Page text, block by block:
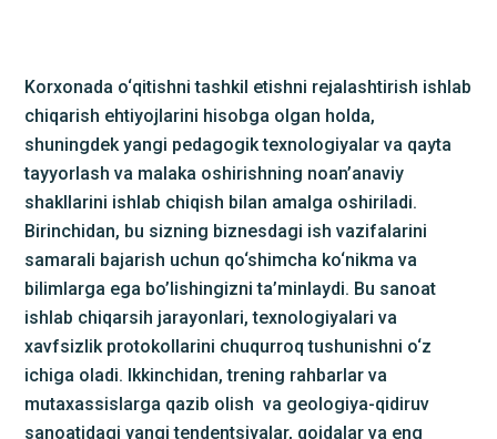
Korxonada o‘qitishni tashkil etishni rejalashtirish ishlab
chiqarish ehtiyojlarini hisobga olgan holda,
shuningdek yangi pedagogik texnologiyalar va qayta
tayyorlash va malaka oshirishning noan’anaviy
shakllarini ishlab chiqish bilan amalga oshiriladi.
Birinchidan, bu sizning biznesdagi ish vazifalarini
samarali bajarish uchun qo‘shimcha ko‘nikma va
bilimlarga ega bo’lishingizni ta’minlaydi. Bu sanoat
ishlab chiqarsih jarayonlari, texnologiyalari va
xavfsizlik protokollarini chuqurroq tushunishni o‘z
ichiga oladi. Ikkinchidan, trening rahbarlar va
mutaxassislarga qazib olish va geologiya-qidiruv
sanoatidagi yangi tendentsiyalar, qoidalar va eng